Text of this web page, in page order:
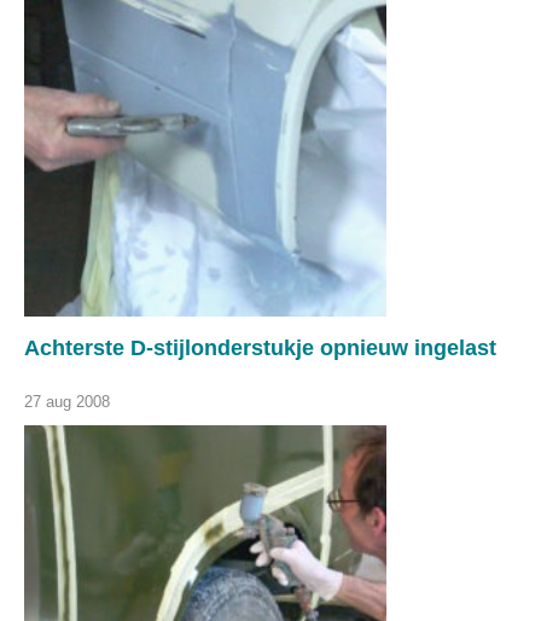
Achterste D-stijlonderstukje opnieuw ingelast
27 aug 2008